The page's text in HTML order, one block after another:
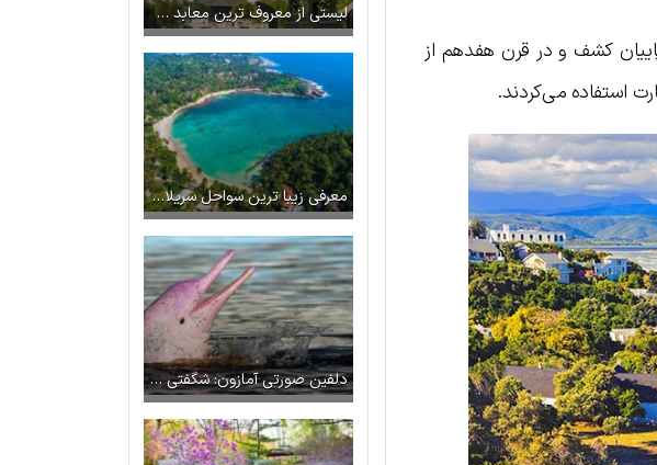
کشف و در قرن هفدهم از
استفاده می‌کردند.
لیستی از معروف ترین معابد چین که باید دیدن کرد
معرفی زیبا ترین سواحل سریلانکا | سواحل شنی در بهشت آفتاب و دریا
دلفین صورتی آمازون: شگفتی رودخانه در برزیل